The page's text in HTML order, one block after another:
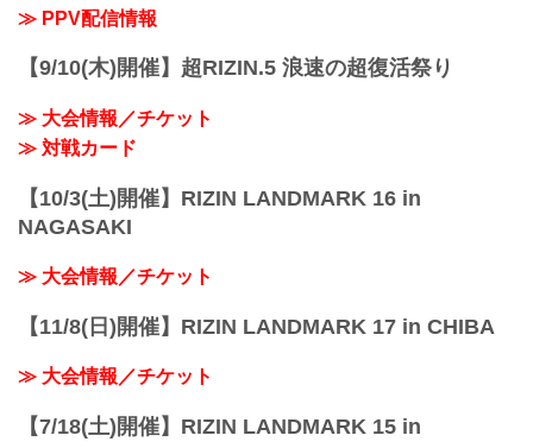
≫ PPV配信情報
【9/10(木)開催】超RIZIN.5 浪速の超復活祭り
≫ 大会情報／チケット
≫ 対戦カード
【10/3(土)開催】RIZIN LANDMARK 16 in
NAGASAKI
≫ 大会情報／チケット
【11/8(日)開催】RIZIN LANDMARK 17 in CHIBA
≫ 大会情報／チケット
【7/18(土)開催】RIZIN LANDMARK 15 in